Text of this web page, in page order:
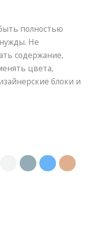
полностью
Не
содержание,
цвета,
блоки и